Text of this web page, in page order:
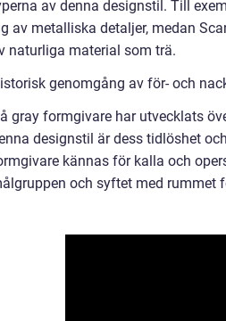
av denna designstil. Till
av metalliska detaljer, medan
naturliga material som trä.
genomgång av för- och
gray formgivare har utvecklats
designstil är dess tidlöshet
kännas för kalla och
och syftet med rummet